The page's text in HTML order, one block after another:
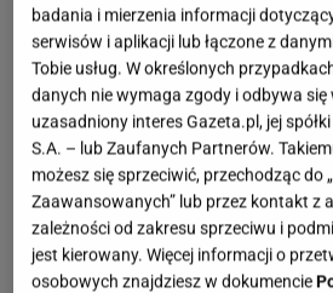
badania i mierzenia informacji
serwisów i aplikacji lub łączone z
Tobie usług. W określonych
danych nie wymaga zgody i odbywa się
uzasadniony interes Gazeta.pl, jej
S.A. – lub Zaufanych Partnerów.
możesz się sprzeciwić, przechodząc do
Zaawansowanych” lub przez kontakt z
zależności od zakresu sprzeciwu i
jest kierowany. Więcej informacji o
osobowych znajdziesz w dokumencie